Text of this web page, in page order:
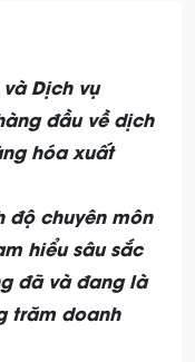
Dịch vụ
đầu về dịch
hóa xuất
độ chuyên môn
hiểu sâu sắc
đã và đang là
trăm doanh